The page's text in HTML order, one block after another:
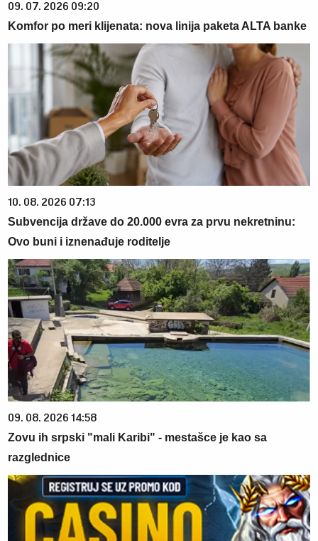
09. 07. 2026 09:20
Komfor po meri klijenata: nova linija paketa ALTA banke
10. 08. 2026 07:13
Subvencija države do 20.000 evra za prvu nekretninu:
Ovo buni i iznenađuje roditelje
09. 08. 2026 14:58
Zovu ih srpski "mali Karibi" - mestašce je kao sa
razglednice